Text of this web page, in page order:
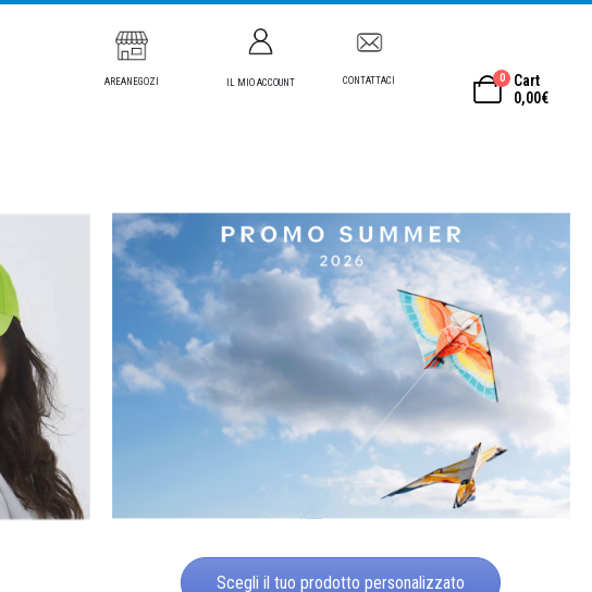
AREANEGOZI IL MIO ACCOUNT CONTATTACI 0
Cart
0,00€
Scegli il tuo prodotto personalizzato